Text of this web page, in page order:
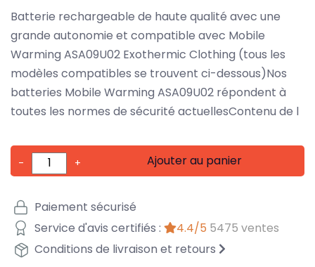
Batterie rechargeable de haute qualité avec une
grande autonomie et compatible avec Mobile
Warming ASA09U02 Exothermic Clothing (tous les
modèles compatibles se trouvent ci-dessous)Nos
batteries Mobile Warming ASA09U02 répondent à
toutes les normes de sécurité actuellesContenu de l
- + Ajouter au panier
Paiement sécurisé
Service d'avis certifiés :
4.4/5 5475 ventes
Conditions de livraison et retours